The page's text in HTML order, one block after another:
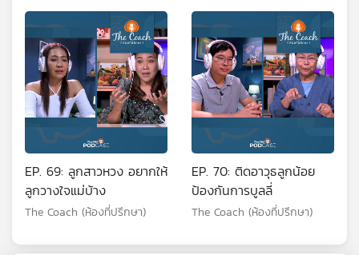
EP. 69: ลูกสาวหวง อยากให้
ลูกวางใจแม่บ้าง
The Coach (ห้องที่ปรึกษา)
EP. 70: ติดอาวุธลูกน้อย
ป้องกันการบูลลี่
The Coach (ห้องที่ปรึกษา)